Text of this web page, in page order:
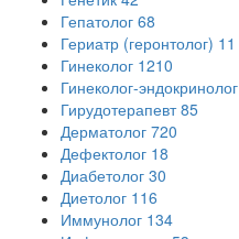
Гепатолог 68
Гериатр (геронтолог) 11
Гинеколог 1210
Гинеколог-эндокринолог
Гирудотерапевт 85
Дерматолог 720
Дефектолог 18
Диабетолог 30
Диетолог 116
Иммунолог 134